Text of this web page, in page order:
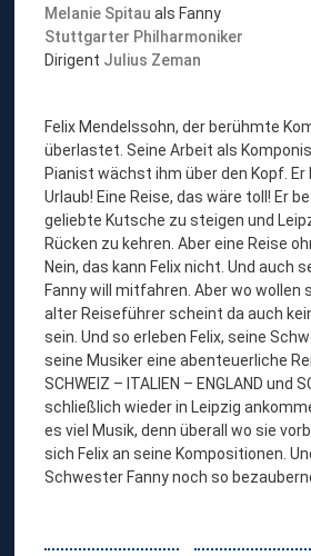
Melanie Spitau als Fanny
Stuttgarter Philharmoniker
Dirigent Julius Zeman
Felix Mendelssohn, der berühmte
überlastet. Seine Arbeit als
Pianist wächst ihm über den Kopf.
Urlaub! Eine Reise, das wäre toll! Er
geliebte Kutsche zu steigen und
Rücken zu kehren. Aber eine Reise
Nein, das kann Felix nicht. Und auch
Fanny will mitfahren. Aber wo wollen
alter Reiseführer scheint da auch
sein. Und so erleben Felix, seine
seine Musiker eine abenteuerliche
SCHWEIZ – ITALIEN – ENGLAND und
schließlich wieder in Leipzig
es viel Musik, denn überall wo sie
sich Felix an seine Kompositionen.
Schwester Fanny noch so